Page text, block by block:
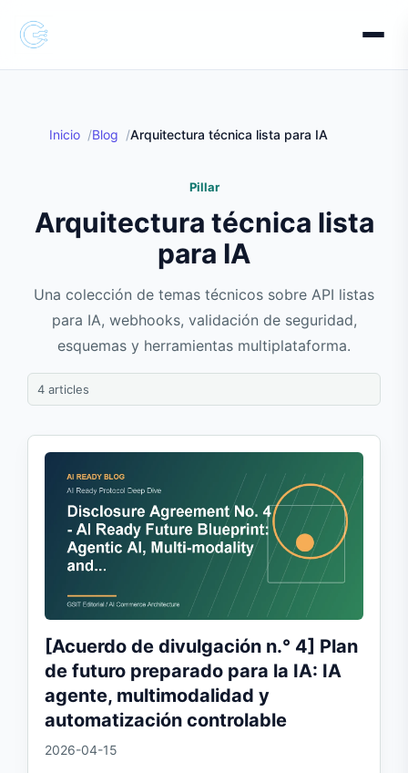
Inicio Blog Arquitectura técnica lista para IA
Pillar
Arquitectura técnica lista
para IA
Una colección de temas técnicos sobre API listas
para IA, webhooks, validación de seguridad,
esquemas y herramientas multiplataforma.
4 articles
[Acuerdo de divulgación n.° 4] Plan
de futuro preparado para la IA: IA
agente, multimodalidad y
automatización controlable
2026-04-15